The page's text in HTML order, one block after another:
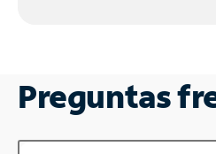
Preguntas